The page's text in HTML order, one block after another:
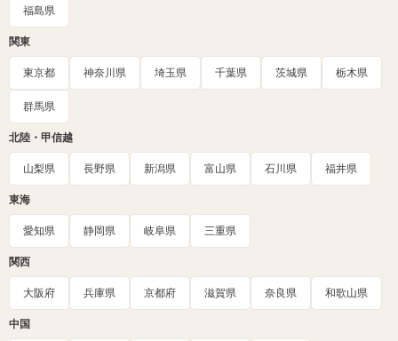
福島県
関東
東京都 神奈川県 埼玉県 千葉県 茨城県 栃木県
群馬県
北陸・甲信越
山梨県 長野県 新潟県 富山県 石川県 福井県
東海
愛知県 静岡県 岐阜県 三重県
関西
大阪府 兵庫県 京都府 滋賀県 奈良県 和歌山県
中国